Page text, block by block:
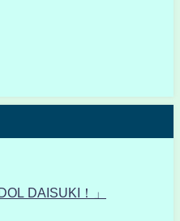
DAISUKI！」